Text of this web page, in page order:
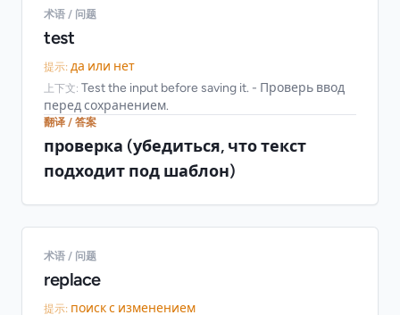
术语 / 问题
test
提示: да или нет
上下文: Test the input before saving it. - Проверь ввод
перед сохранением.
翻译 / 答案
проверка (убедиться, что текст
подходит под шаблон)
术语 / 问题
replace
提示: поиск с изменением